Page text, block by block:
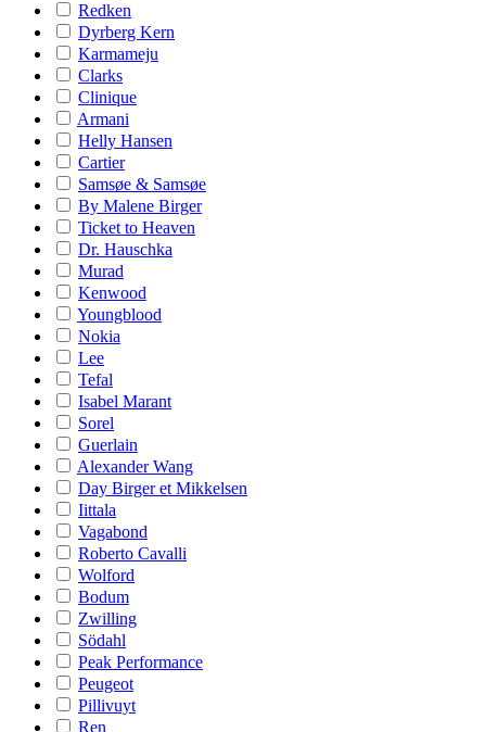
Redken
Dyrberg Kern
Karmameju
Clarks
Clinique
Armani
Helly Hansen
Cartier
Samsøe & Samsøe
By Malene Birger
Ticket to Heaven
Dr. Hauschka
Murad
Kenwood
Youngblood
Nokia
Lee
Tefal
Isabel Marant
Sorel
Guerlain
Alexander Wang
Day Birger et Mikkelsen
Iittala
Vagabond
Roberto Cavalli
Wolford
Bodum
Zwilling
Södahl
Peak Performance
Peugeot
Pillivuyt
Ren